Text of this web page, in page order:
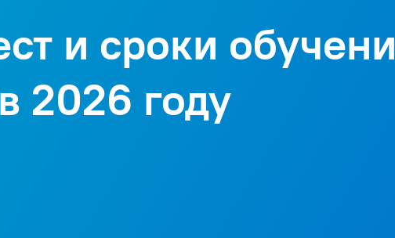
модели и технологии. Реализация
активных и интерактивных
ролевых игр, разбора конкретных
работой. В рамках
и сроки
2026 году